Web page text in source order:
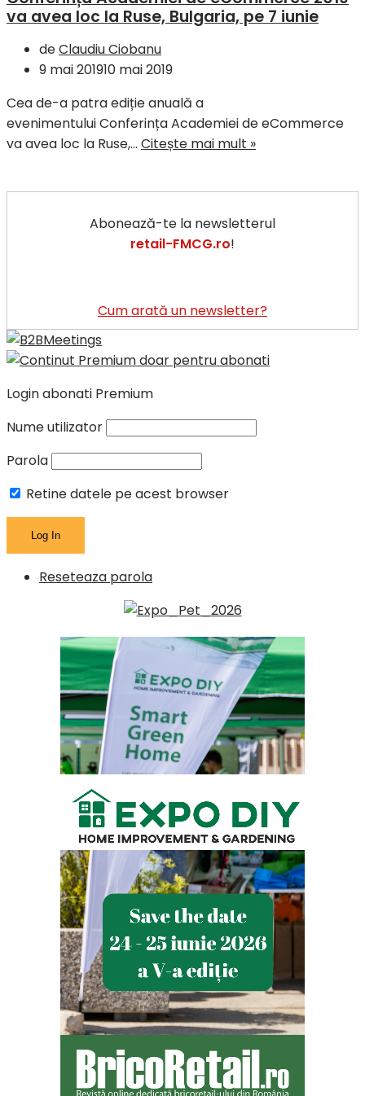
va avea loc la Ruse, Bulgaria, pe 7 iunie
deClaudiu Ciobanu
9 mai 201910 mai 2019
Cea de-a patra ediție anuală a
evenimentului Conferința Academiei de eCommerce
va avea loc la Ruse,… Citește mai mult »
Abonează-te la newsletterul
retail-FMCG.ro!
Cum arată un newsletter?
Login abonati Premium
Nume utilizator
Parola
Retine datele pe acest browser
Reseteaza parola